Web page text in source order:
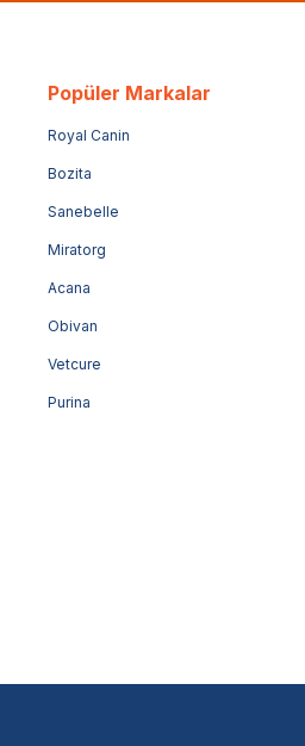
Popüler Markalar
Royal Canin
Bozita
Sanebelle
Miratorg
Acana
Obivan
Vetcure
Purina